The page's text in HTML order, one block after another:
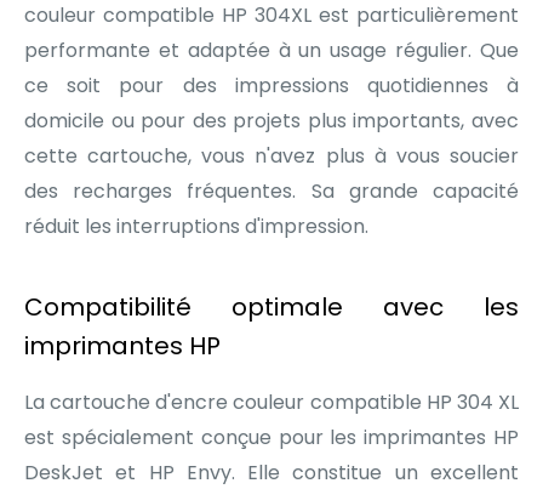
couleur compatible HP 304XL est particulièrement
performante et adaptée à un usage régulier. Que
ce soit pour des impressions quotidiennes à
domicile ou pour des projets plus importants, avec
cette cartouche, vous n'avez plus à vous soucier
des recharges fréquentes. Sa grande capacité
réduit les interruptions d'impression.
Compatibilité optimale avec les
imprimantes HP
La cartouche d'encre couleur compatible HP 304 XL
est spécialement conçue pour les imprimantes HP
DeskJet et HP Envy. Elle constitue un excellent